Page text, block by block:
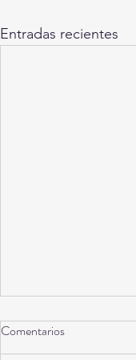
Entradas recientes
Comentarios